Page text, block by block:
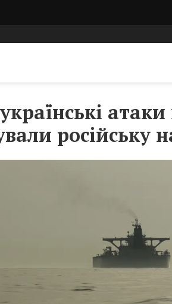
російську